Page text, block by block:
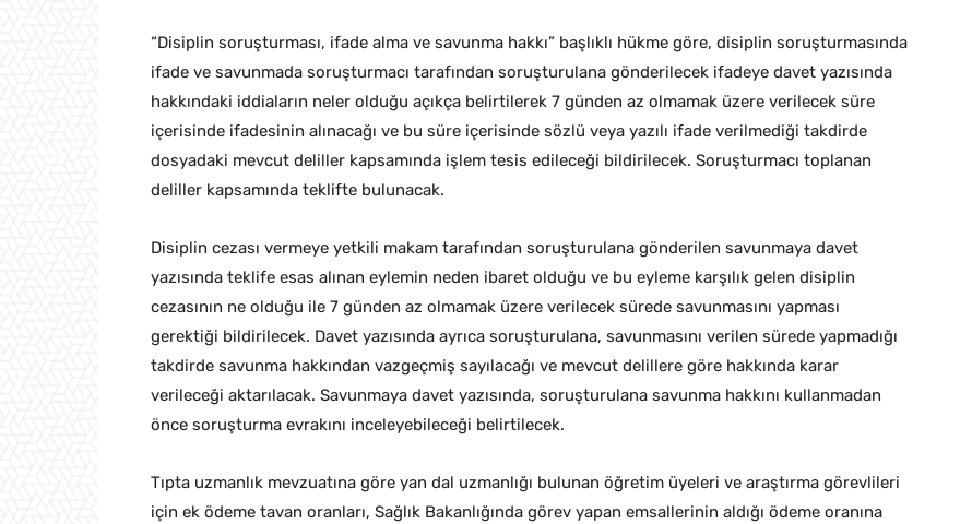
“Disiplin soruşturması, ifade alma ve savunma hakkı” başlıklı hükme göre, disiplin soruşturmasında
ifade ve savunmada soruşturmacı tarafından soruşturulana gönderilecek ifadeye davet yazısında
hakkındaki iddiaların neler olduğu açıkça belirtilerek 7 günden az olmamak üzere verilecek süre
içerisinde ifadesinin alınacağı ve bu süre içerisinde sözlü veya yazılı ifade verilmediği takdirde
dosyadaki mevcut deliller kapsamında işlem tesis edileceği bildirilecek. Soruşturmacı toplanan
deliller kapsamında teklifte bulunacak.
Disiplin cezası vermeye yetkili makam tarafından soruşturulana gönderilen savunmaya davet
yazısında teklife esas alınan eylemin neden ibaret olduğu ve bu eyleme karşılık gelen disiplin
cezasının ne olduğu ile 7 günden az olmamak üzere verilecek sürede savunmasını yapması
gerektiği bildirilecek. Davet yazısında ayrıca soruşturulana, savunmasını verilen sürede yapmadığı
takdirde savunma hakkından vazgeçmiş sayılacağı ve mevcut delillere göre hakkında karar
verileceği aktarılacak. Savunmaya davet yazısında, soruşturulana savunma hakkını kullanmadan
önce soruşturma evrakını inceleyebileceği belirtilecek.
Tıpta uzmanlık mevzuatına göre yan dal uzmanlığı bulunan öğretim üyeleri ve araştırma görevlileri
için ek ödeme tavan oranları, Sağlık Bakanlığında görev yapan emsallerinin aldığı ödeme oranına